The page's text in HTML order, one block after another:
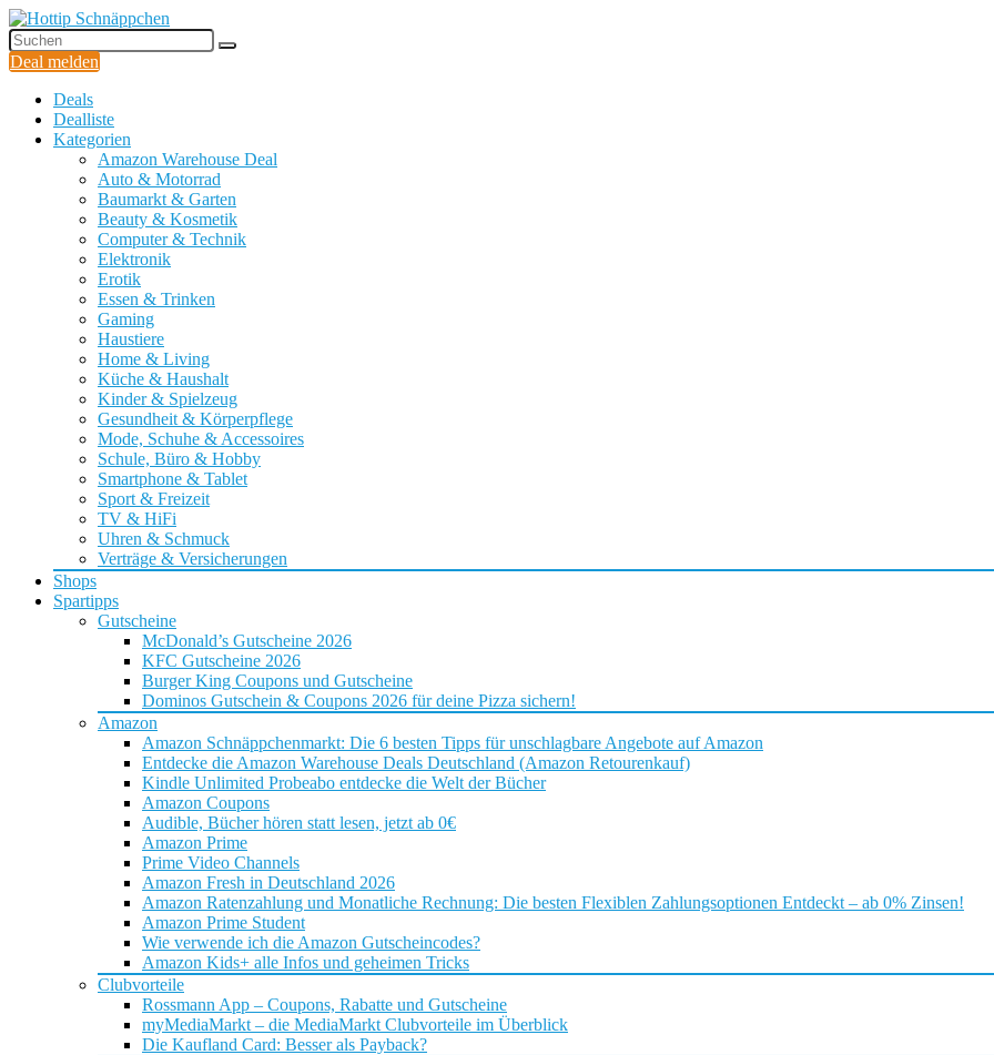
Deal melden
Deals
Dealliste
Kategorien
Amazon Warehouse Deal
Auto & Motorrad
Baumarkt & Garten
Beauty & Kosmetik
Computer & Technik
Elektronik
Erotik
Essen & Trinken
Gaming
Haustiere
Home & Living
Küche & Haushalt
Kinder & Spielzeug
Gesundheit & Körperpflege
Mode, Schuhe & Accessoires
Schule, Büro & Hobby
Smartphone & Tablet
Sport & Freizeit
TV & HiFi
Uhren & Schmuck
Verträge & Versicherungen
Shops
Spartipps
Gutscheine
McDonald’s Gutscheine 2026
KFC Gutscheine 2026
Burger King Coupons und Gutscheine
Dominos Gutschein & Coupons 2026 für deine Pizza sichern!
Amazon
Amazon Schnäppchenmarkt: Die 6 besten Tipps für unschlagbare Angebote auf Amazon
Entdecke die Amazon Warehouse Deals Deutschland (Amazon Retourenkauf)
Kindle Unlimited Probeabo entdecke die Welt der Bücher
Amazon Coupons
Audible, Bücher hören statt lesen, jetzt ab 0€
Amazon Prime
Prime Video Channels
Amazon Fresh in Deutschland 2026
Amazon Ratenzahlung und Monatliche Rechnung: Die besten Flexiblen Zahlungsoptionen Entdeckt – ab 0% Zinsen!
Amazon Prime Student
Wie verwende ich die Amazon Gutscheincodes?
Amazon Kids+ alle Infos und geheimen Tricks
Clubvorteile
Rossmann App – Coupons, Rabatte und Gutscheine
myMediaMarkt – die MediaMarkt Clubvorteile im Überblick
Die Kaufland Card: Besser als Payback?